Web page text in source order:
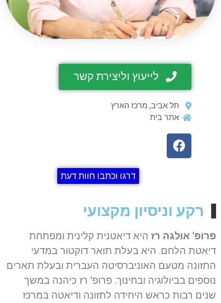
לייעוץ וליצירת קשר
תל אביב, מרכז הארץ
אתר בית
דרגו וכתבו חוות דעת
רקע וניסיון מקצועי
פרופ' אולגה רז היא דיאטנית קלינית ומפתחת
דיאטת הלחם. היא בעלת תואר דוקטור במדעי
התזונה מטעם האוניברסיטה העברית ובעלת תארים
נוספים בביולוגיה ובחינוך. פרופ' רז כיהנה במשך
שנים רבות כראש היחידה לתזונה ודיאטה במרכז